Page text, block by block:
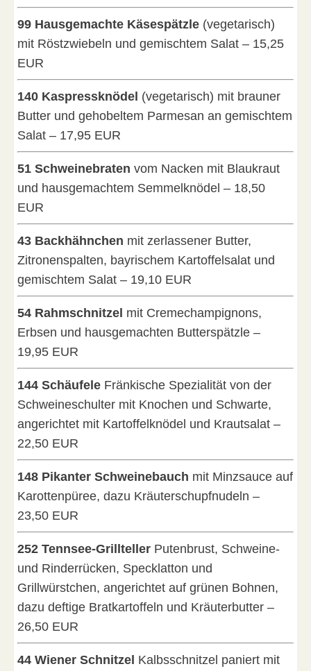
99 Hausgemachte Käsespätzle (vegetarisch)
mit Röstzwiebeln und gemischtem Salat – 15,25
EUR
140 Kaspressknödel (vegetarisch) mit brauner
Butter und gehobeltem Parmesan an gemischtem
Salat – 17,95 EUR
51 Schweinebraten vom Nacken mit Blaukraut
und hausgemachtem Semmelknödel – 18,50
EUR
43 Backhähnchen mit zerlassener Butter,
Zitronenspalten, bayrischem Kartoffelsalat und
gemischtem Salat – 19,10 EUR
54 Rahmschnitzel mit Cremechampignons,
Erbsen und hausgemachten Butterspätzle –
19,95 EUR
144 Schäufele Fränkische Spezialität von der
Schweineschulter mit Knochen und Schwarte,
angerichtet mit Kartoffelknödel und Krautsalat –
22,50 EUR
148 Pikanter Schweinebauch mit Minzsauce auf
Karottenpüree, dazu Kräuterschupfnudeln –
23,50 EUR
252 Tennsee-Grillteller Putenbrust, Schweine-
und Rinderrücken, Specklatton und
Grillwürstchen, angerichtet auf grünen Bohnen,
dazu deftige Bratkartoffeln und Kräuterbutter –
26,50 EUR
44 Wiener Schnitzel Kalbsschnitzel paniert mit